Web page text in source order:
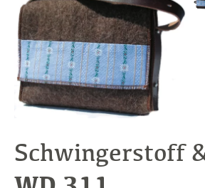
Schwingerstoff